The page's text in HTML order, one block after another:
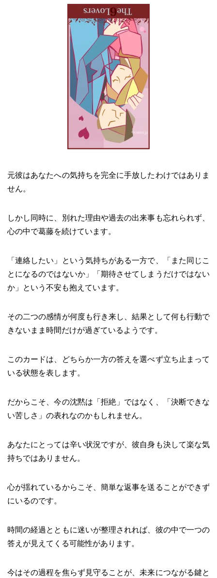
元彼はあなたへの気持ちを完全に手放したわけではありま
せん。
しかし同時に、別れた理由や過去の出来事も忘れられず、
心の中で葛藤を続けています。
「連絡したい」という気持ちがある一方で、「また同じこ
とになるのではないか」「期待させてしまうだけではない
か」という不安も抱えています。
その二つの感情が何度も行き来し、結果として何も行動で
きないまま時間だけが過ぎているようです。
このカードは、どちらか一方の答えを選べず立ち止まって
いる状態を表します。
だからこそ、今の沈黙は「拒絶」ではなく、「決断できな
い苦しさ」の表れなのかもしれません。
あなたにとっては辛い状況ですが、彼自身も決して楽な気
持ちではありません。
心が揺れているからこそ、簡単な返事を送ることができず
にいるのです。
時間の経過とともに迷いが整理されれば、彼の中で一つの
答えが見えてくる可能性があります。
今はその過程を焦らず見守ることが、未来につながる鍵と